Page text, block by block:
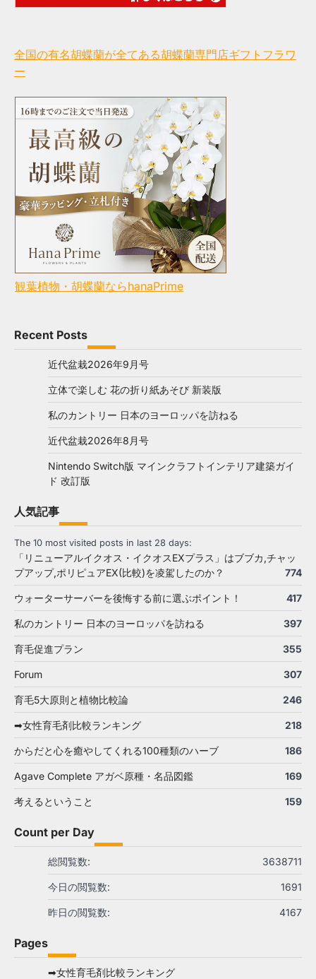
全国の有名胡蝶蘭が全てある胡蝶蘭専門店ギフトフラワ
ー
観葉植物・胡蝶蘭ならhanaPrime
Recent Posts
近代盆栽2026年9月号
立体で楽しむ 花の折り紙あそび 新装版
私のカントリー 日本のヨーロッパを訪ねる
近代盆栽2026年8月号
Nintendo Switch版 マインクラフトインテリア建築ガイ
ド 改訂版
人気記事
The 10 most visited posts in last 28 days:
「リニューアルイクオス・イクオスEXプラス」はブブカ,チャッ
プアップ,ポリピュアEX(比較)を凌駕したのか？
774
ウォーターサーバーを後悔する前に選ぶポイント！ 417
私のカントリー 日本のヨーロッパを訪ねる 397
育毛促進プラン 355
Forum 307
育毛5大原則と植物比較論 246
➡女性育毛剤比較ランキング 218
からだと心を癒やしてくれる100種類のハーブ 186
Agave Complete アガベ原種・名品図鑑 169
考えるということ 159
Count per Day
3638711
総閲覧数:
1691
今日の閲覧数:
4167
昨日の閲覧数:
Pages
➡女性育毛剤比較ランキング